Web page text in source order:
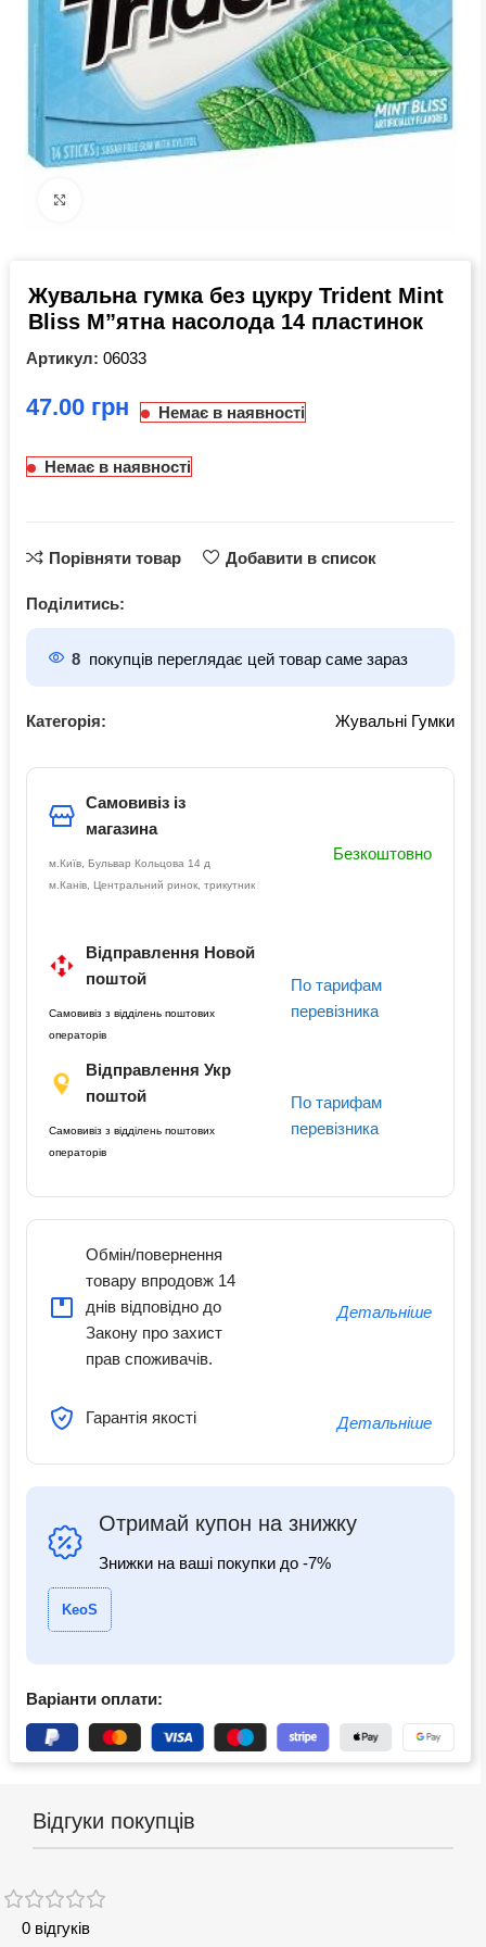
Жувальна гумка без цукру Trident Mint
Bliss М”ятна насолода 14 пластинок
Артикул: 06033
грн Немає в наявності
Немає в наявності
Порівняти товар Добавити в список
Поділитись:
8 покупців переглядає цей товар саме зараз
Категорія: Жувальні Гумки
Самовивіз із
магазина
м.Київ, Бульвар Кольцова 14 д
м.Канів, Центральний ринок, трикутник
Безкоштовно
Відправлення Новой
поштой
Самовивіз з відділень поштових
операторів
По тарифам
перевізника
Відправлення Укр
поштой
Самовивіз з відділень поштових
операторів
По тарифам
перевізника
Обмін/повернення
товару впродовж 14
днів відповідно до
Закону про захист
прав споживачів.
Детальніше
Гарантія якості Детальніше
Отримай купон на знижку
Знижки на ваші покупки до -7%
KeoS
Варіанти оплати:
Відгуки покупців
0 відгуків